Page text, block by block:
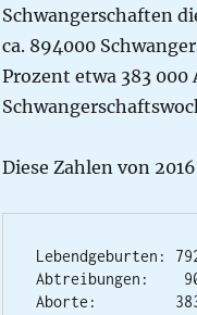
Schwangerschaften
ca. 894000
Prozent etwa 383
Diese Zahlen von
Lebendgeburten:
Abtreibungen:
Aborte: